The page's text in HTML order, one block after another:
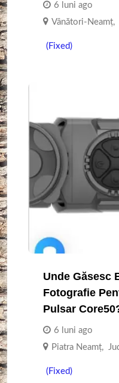
6 luni ago
Vânători-Neamț,
(Fixed)
Unde Găsesc
Fotografie
Pulsar
6 luni ago
Piatra Neamţ,
(Fixed)